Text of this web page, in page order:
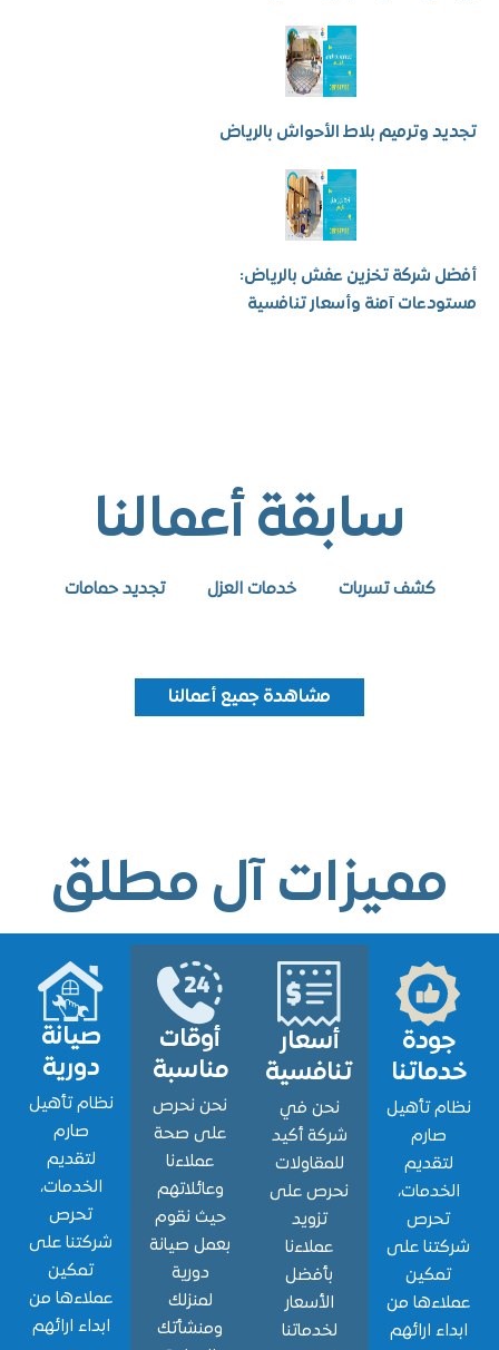
وترميم بلاط الأحواش بالرياض
شركة تخزين عفش بالرياض:
آمنة وأسعار تنافسية
سابقة أعمالنا
كشف تسربات خدمات العزل تجديد حمامات
مشاهدة جميع أعمالنا
آل مطلق
تأهيل
على
من
ارائهم
أسعار
تنافسية
نحن في
شركة أكيد
للمقاولات
نحرص على
عملاءنا
الأسعار
لخدماتنا
أوقات
مناسبة
نحن نحرص
على صحة
وعائلاتهم
حيث نقوم
بعمل صيانة
ومنشأتك
صيانة
دورية
نظام تأهيل
الخدمات،
شركتنا على
عملاءها من
ابداء ارائهم